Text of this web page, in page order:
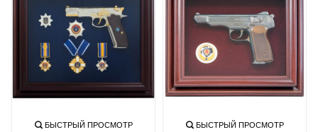
БЫСТРЫЙ ПРОСМОТР БЫСТРЫЙ ПРОСМОТР